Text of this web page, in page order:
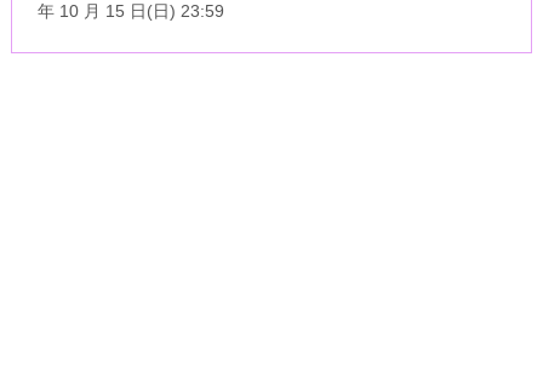
年 10 月 15 日(日) 23:59